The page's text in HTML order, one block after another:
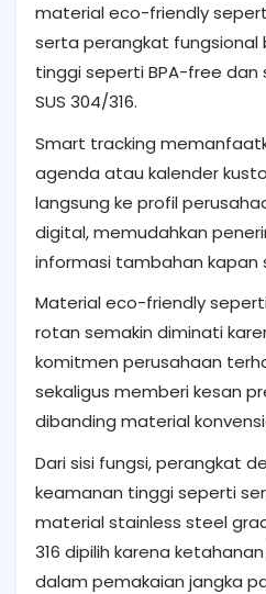
material eco-friendly
serta perangkat fungsional
tinggi seperti BPA-free
SUS 304/316.
Smart tracking
agenda atau kalender
langsung ke profil
digital, memudahkan
informasi tambahan kapan
Material eco-friendly
rotan semakin diminati
komitmen perusahaan
sekaligus memberi kesan
dibanding material
Dari sisi fungsi, perangkat
keamanan tinggi seperti
material stainless steel
316 dipilih karena
dalam pemakaian jangka